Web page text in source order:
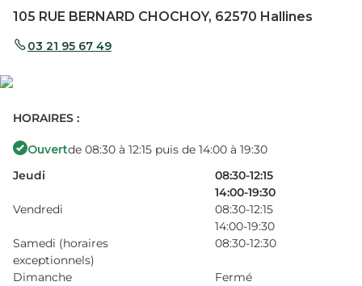
105 RUE BERNARD CHOCHOY, 62570 Hallines
03 21 95 67 49
HORAIRES :
Ouvertde 08:30 à 12:15 puis de 14:00 à 19:30
Jeudi
08:30-12:15
14:00-19:30
Vendredi
08:30-12:15
14:00-19:30
Samedi (horaires
exceptionnels)
08:30-12:30
Dimanche
Fermé